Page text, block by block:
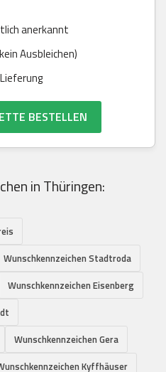
anerkannt
Ausbleichen)
BESTELLEN
in Thüringen:
Wunschkennzeichen Stadtroda
Wunschkennzeichen Eisenberg
Wunschkennzeichen Gera
Kyffhäuser